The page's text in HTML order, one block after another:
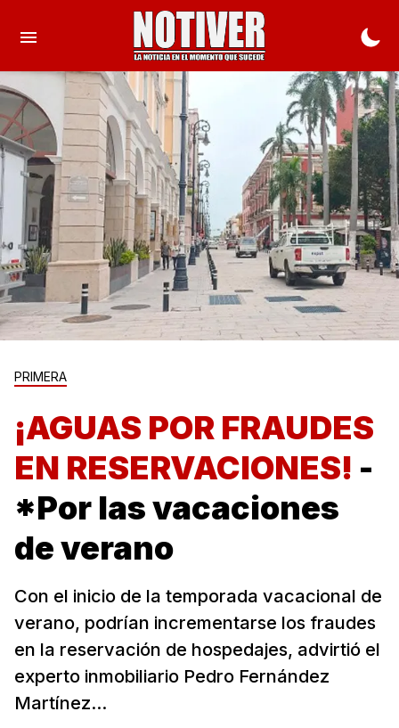
PRIMERA
¡AGUAS POR FRAUDES
EN RESERVACIONES! -
*Por las vacaciones
de verano
Con el inicio de la temporada vacacional de
verano, podrían incrementarse los fraudes
en la reservación de hospedajes, advirtió el
experto inmobiliario Pedro Fernández
Martínez...